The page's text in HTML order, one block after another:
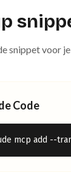
snippet voor
Code
mcp add --